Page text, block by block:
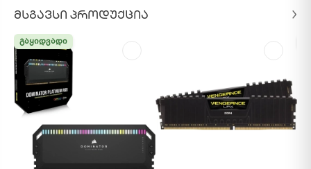
ᲛᲡᲒᲐᲕᲡᲘ ᲞᲠᲝᲓᲣᲥᲪᲘᲐ
ᲒᲐᲧᲘᲓᲕᲐᲓᲘ